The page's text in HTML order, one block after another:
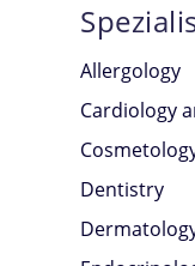
Allergology
Cardiology
Dentistry